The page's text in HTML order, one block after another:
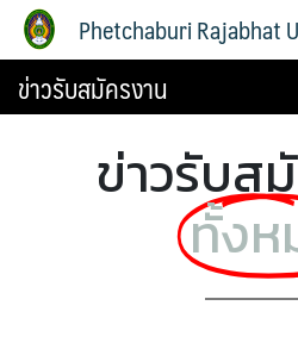
Phetchaburi Rajabhat
ข่าวรับสมัครงาน
ข่าวรับส
ทั้ง